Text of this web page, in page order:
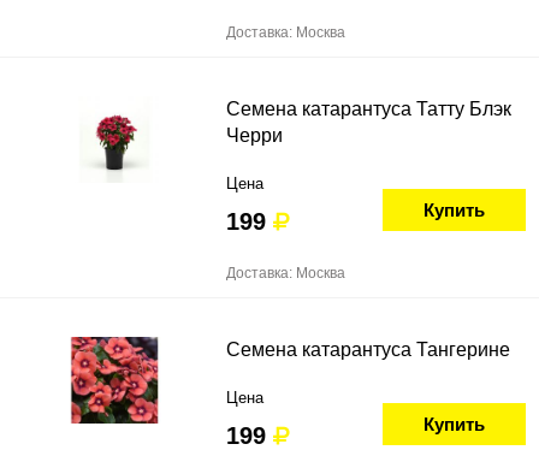
Доставка: Москва
Семена катарантуса Татту Блэк
Черри
Цена
199 Купить
Доставка: Москва
Семена катарантуса Тангерине
Цена
199 Купить